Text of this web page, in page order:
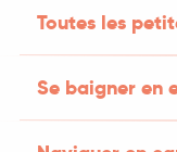
Toutes les
Se baigner en